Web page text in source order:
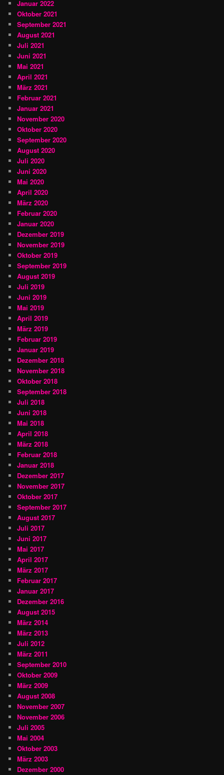
Januar 2022
Oktober 2021
September 2021
August 2021
Juli 2021
Juni 2021
Mai 2021
April 2021
März 2021
Februar 2021
Januar 2021
November 2020
Oktober 2020
September 2020
August 2020
Juli 2020
Juni 2020
Mai 2020
April 2020
März 2020
Februar 2020
Januar 2020
Dezember 2019
November 2019
Oktober 2019
September 2019
August 2019
Juli 2019
Juni 2019
Mai 2019
April 2019
März 2019
Februar 2019
Januar 2019
Dezember 2018
November 2018
Oktober 2018
September 2018
Juli 2018
Juni 2018
Mai 2018
April 2018
März 2018
Februar 2018
Januar 2018
Dezember 2017
November 2017
Oktober 2017
September 2017
August 2017
Juli 2017
Juni 2017
Mai 2017
April 2017
März 2017
Februar 2017
Januar 2017
Dezember 2016
August 2015
März 2014
März 2013
Juli 2012
März 2011
September 2010
Oktober 2009
März 2009
August 2008
November 2007
November 2006
Juli 2005
Mai 2004
Oktober 2003
März 2003
Dezember 2000